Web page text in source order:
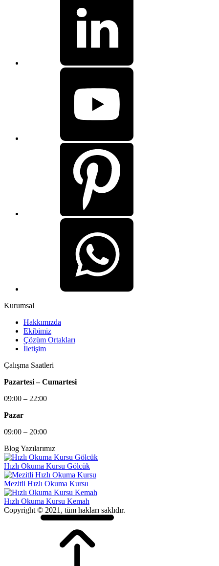
Kurumsal
Hakkımızda
Ekibimiz
Çözüm Ortakları
İletişim
Çalışma Saatleri
Pazartesi – Cumartesi
09:00 – 22:00
Pazar
09:00 – 20:00
Blog Yazılarımız
Hızlı Okuma Kursu Gölcük
Mezitli Hızlı Okuma Kursu
Hızlı Okuma Kursu Kemah
Copyright © 2021, tüm hakları saklıdır.